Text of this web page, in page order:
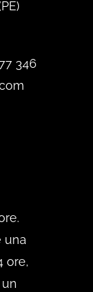
346
una
ore,